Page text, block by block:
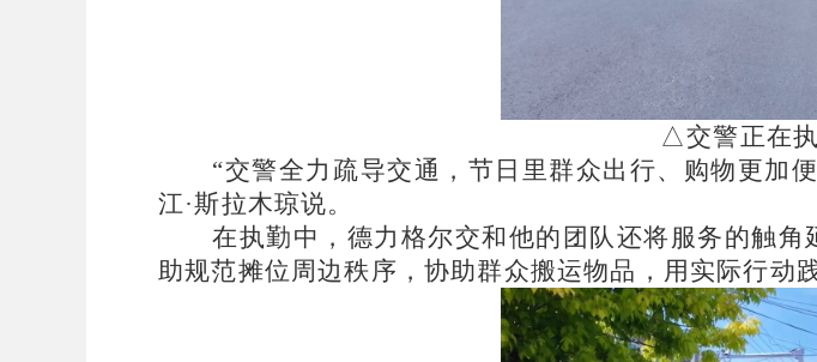
△交警正在
“交警全力疏导交通，节日里群众出行、购物更加
江·斯拉木琼说。
在执勤中，德力格尔交和他的团队还将服务的触
助规范摊位周边秩序，协助群众搬运物品，用实际行动